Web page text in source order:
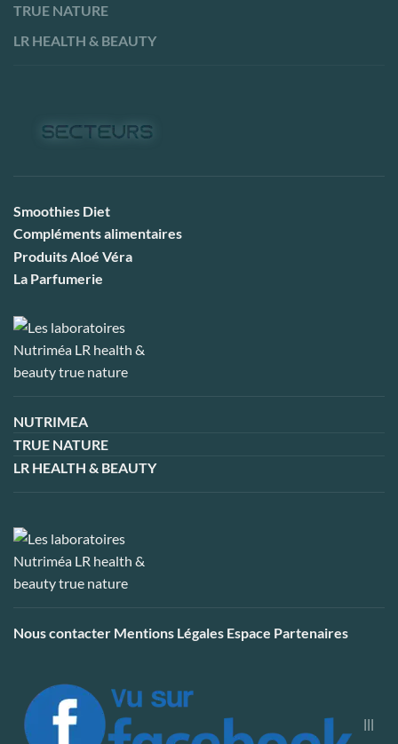
TRUE NATURE
LR HEALTH & BEAUTY
Smoothies Diet
Compléments alimentaires
Produits Aloé Véra
La Parfumerie
NUTRIMEA
TRUE NATURE
LR HEALTH & BEAUTY
Nous contacter Mentions Légales Espace Partenaires
|||